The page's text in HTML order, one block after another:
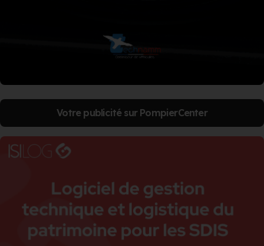
Votre publicité sur PompierCenter